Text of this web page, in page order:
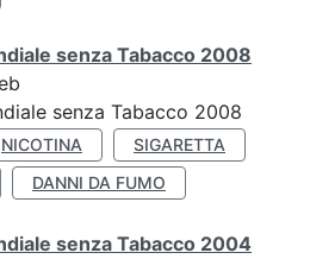
senza Tabacco 2008
senza Tabacco 2008
NICOTINA
SIGARETTA
DANNI DA FUMO
senza Tabacco 2004